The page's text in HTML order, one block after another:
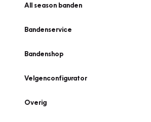
All season banden
Bandenservice
Bandenshop
Velgenconfigurator
Overig